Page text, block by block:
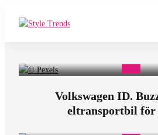
a
s
Volkswagen ID.
eltransportbil för